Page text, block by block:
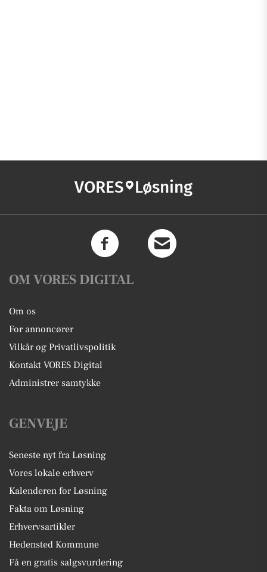
VORES Løsning
OM VORES DIGITAL
Om os
For annoncører
Vilkår og Privatlivspolitik
Kontakt VORES Digital
Administrer samtykke
GENVEJE
Seneste nyt fra Løsning
Vores lokale erhverv
Kalenderen for Løsning
Fakta om Løsning
Erhvervsartikler
Hedensted Kommune
Få en gratis salgsvurdering